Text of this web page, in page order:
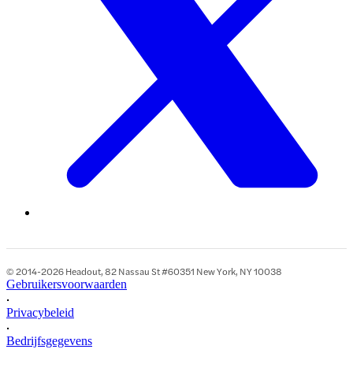
© 2014-2026 Headout, 82 Nassau St #60351 New York, NY 10038
Gebruikersvoorwaarden
•
Privacybeleid
•
Bedrijfsgegevens